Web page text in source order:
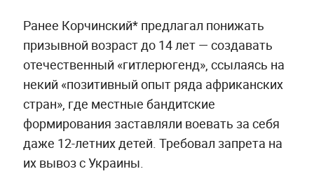
Ранее Корчинский* предлагал понижать
призывной возраст до 14 лет — создавать
отечественный «гитлерюгенд», ссылаясь на
некий «позитивный опыт ряда африканских
стран», где местные бандитские
формирования заставляли воевать за себя
даже 12-летних детей. Требовал запрета на
их вывоз с Украины.